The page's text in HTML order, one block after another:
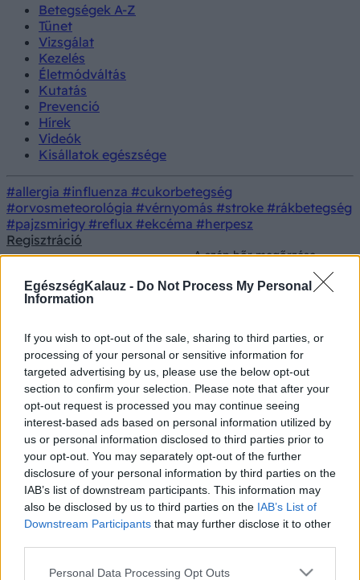
EgészségKalauz - Do Not Process My Personal
Information
If you wish to opt-out of the sale, sharing to third parties, or
processing of your personal or sensitive information for
targeted advertising by us, please use the below opt-out
section to confirm your selection. Please note that after your
opt-out request is processed you may continue seeing
interest-based ads based on personal information utilized by
us or personal information disclosed to third parties prior to
your opt-out. You may separately opt-out of the further
disclosure of your personal information by third parties on the
IAB’s list of downstream participants. This information may
also be disclosed by us to third parties on the IAB’s List of
Downstream Participants that may further disclose it to other
Please note that this website/app uses one or more Google
Personal Data Processing Opt Outs
Betegségek A-Z
Tünet
Vizsgálat
Kezelés
Életmódváltás
Kutatás
Prevenció
Hírek
Videók
Kisállatok egészsége
#allergia #influenza #cukorbetegség
#orvosmeteorológia #vérnyomás #stroke #rákbetegség
#pajzsmirigy #reflux #ekcéma #herpesz
Regisztráció
A szép bőr megőrzése
érdekében tudni kell azt
is, hogy mit eszünk
tudni kell azt is, hogy mit eszünk